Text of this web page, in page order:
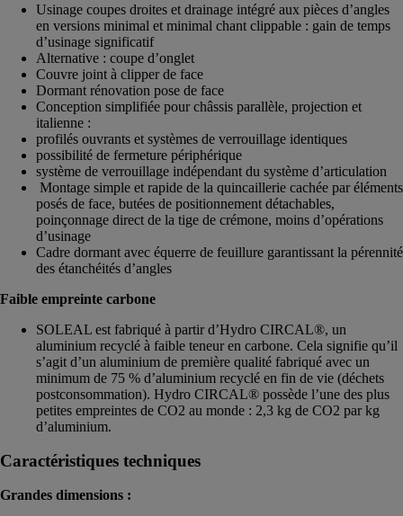
Usinage coupes droites et drainage intégré aux pièces d’angles
en versions minimal et minimal chant clippable : gain de temps
d’usinage significatif
Alternative : coupe d’onglet
Couvre joint à clipper de face
Dormant rénovation pose de face
Conception simplifiée pour châssis parallèle, projection et
italienne :
profilés ouvrants et systèmes de verrouillage identiques
possibilité de fermeture périphérique
système de verrouillage indépendant du système d’articulation
Montage simple et rapide de la quincaillerie cachée par éléments
posés de face, butées de positionnement détachables,
poinçonnage direct de la tige de crémone, moins d’opérations
d’usinage
Cadre dormant avec équerre de feuillure garantissant la pérennité
des étanchéités d’angles
Faible empreinte carbone
SOLEAL est fabriqué à partir d’Hydro CIRCAL®, un
aluminium recyclé à faible teneur en carbone. Cela signifie qu’il
s’agit d’un aluminium de première qualité fabriqué avec un
minimum de 75 % d’aluminium recyclé en fin de vie (déchets
postconsommation). Hydro CIRCAL® possède l’une des plus
petites empreintes de CO2 au monde : 2,3 kg de CO2 par kg
d’aluminium.
Caractéristiques techniques
Grandes dimensions :